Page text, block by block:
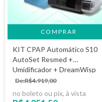
KIT CPAP Automático S10
AutoSet Resmed +
Umidificador + DreamWisp
De:R$4.919,00
no boleto ou pix, à vista